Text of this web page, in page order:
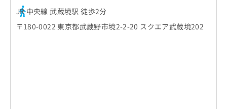
JR 中央線 武蔵境駅 徒歩2分
〒180-0022 東京都武蔵野市境2-2-20 スクエア武蔵境202